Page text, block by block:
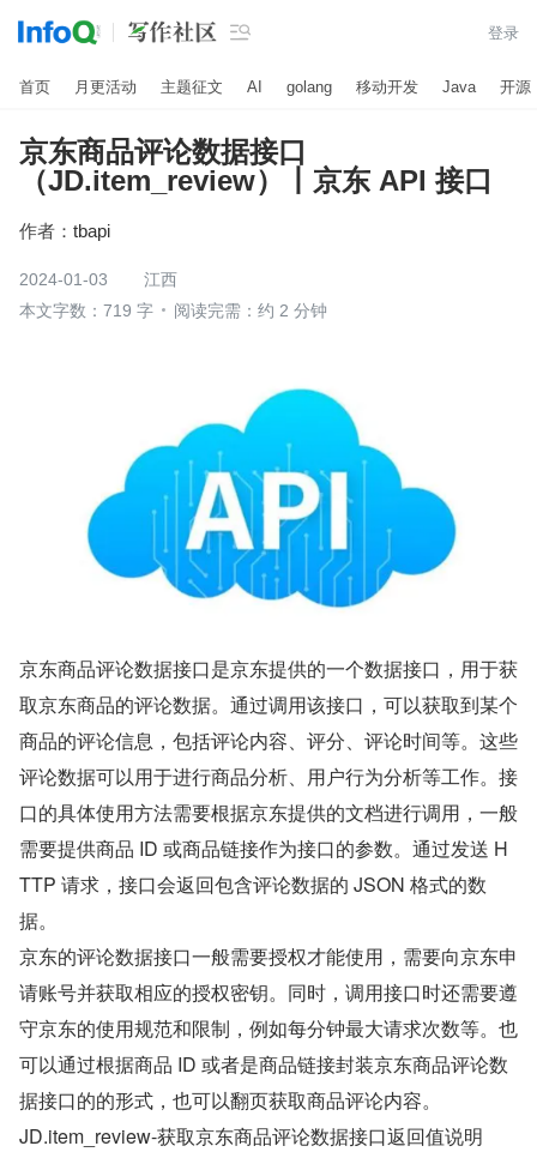
 登录
首页 月更活动 主题征文 AI golang 移动开发 Java 开源
京东商品评论数据接口
（JD.item_review）丨京东 API 接口
作者： tbapi
2024-01-03
江西
本文字数：719 字
阅读完需：约 2 分钟
京东商品评论数据接口是京东提供的一个数据接口，用于获
取京东商品的评论数据。通过调用该接口，可以获取到某个
商品的评论信息，包括评论内容、评分、评论时间等。这些
评论数据可以用于进行商品分析、用户行为分析等工作。接
口的具体使用方法需要根据京东提供的文档进行调用，一般
需要提供商品 ID 或商品链接作为接口的参数。通过发送 H
TTP 请求，接口会返回包含评论数据的 JSON 格式的数
据。
京东的评论数据接口一般需要授权才能使用，需要向京东申
请账号并获取相应的授权密钥。同时，调用接口时还需要遵
守京东的使用规范和限制，例如每分钟最大请求次数等。也
可以通过根据商品 ID 或者是商品链接封装京东商品评论数
据接口的的形式，也可以翻页获取商品评论内容。
JD.item_review-获取京东商品评论数据接口返回值说明